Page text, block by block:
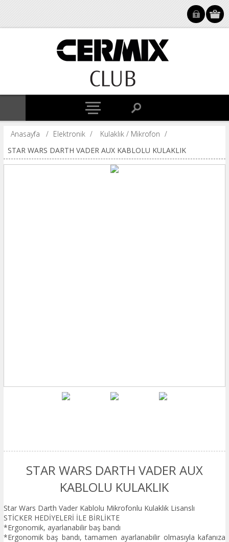
Anasayfa / Elektronik / Kulaklık / Mikrofon /
STAR WARS DARTH VADER AUX KABLOLU KULAKLIK
STAR WARS DARTH VADER AUX
KABLOLU KULAKLIK
Star Wars Darth Vader Kablolu Mikrofonlu Kulaklık Lisanslı
STİCKER HEDİYELERİ İLE BİRLİKTE
*Ergonomik, ayarlanabilir baş bandı
*Ergonomik baş bandı, tamamen ayarlanabilir olmasıyla kafanıza